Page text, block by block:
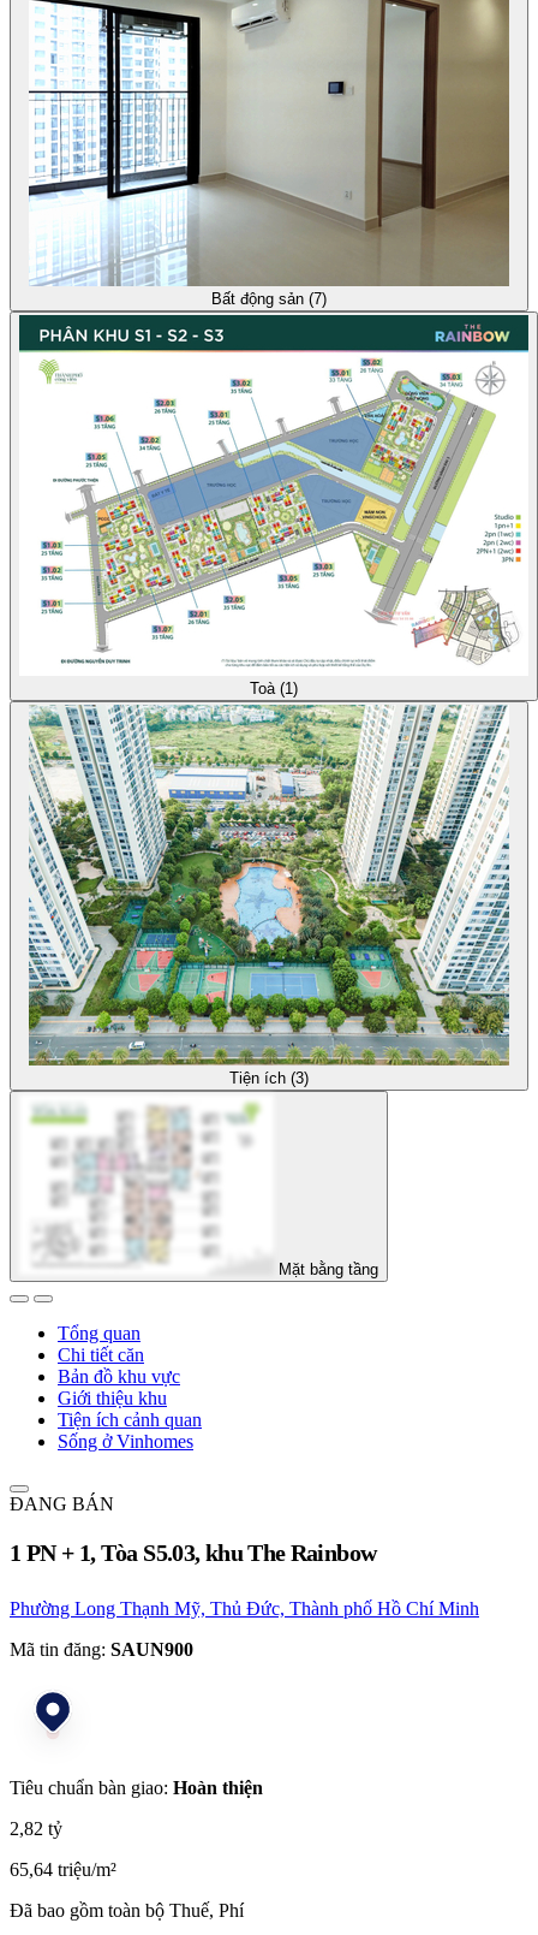
Bất động sản (7)
Toà (1)
Tiện ích (3)
Mặt bằng tầng
Tổng quan
Chi tiết căn
Bản đồ khu vực
Giới thiệu khu
Tiện ích cảnh quan
Sống ở Vinhomes
ĐANG BÁN
1 PN + 1, Tòa S5.03, khu The Rainbow
Phường Long Thạnh Mỹ, Thủ Đức, Thành phố Hồ Chí Minh
Mã tin đăng: SAUN900
Tiêu chuẩn bàn giao: Hoàn thiện
2,82 tỷ
65,64 triệu/m²
Đã bao gồm toàn bộ Thuế, Phí